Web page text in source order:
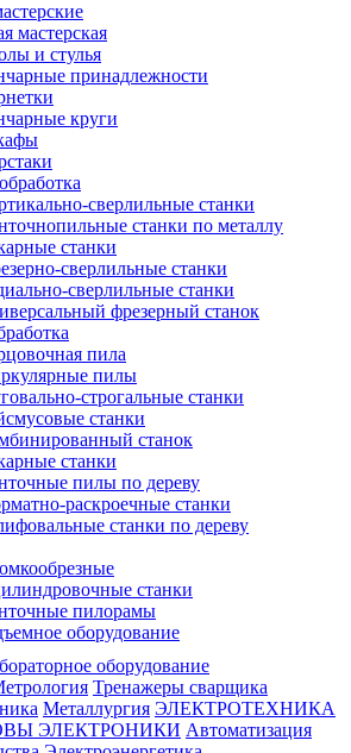
мастерская
и стулья
принадлежности
круги
сверлильные станки
станки по металлу
станки
сверлильные станки
сверлильные станки
фрезерный станок
пила
пилы
строгальные станки
станки
станок
станки
пилы по дереву
раскроечные станки
станки по дереву
станки
пилорамы
оборудование
оборудование
Тренажеры сварщика
Металлургия ЭЛЕКТРОТЕХНИКА
ЭЛЕКТРОНИКИ Автоматизация